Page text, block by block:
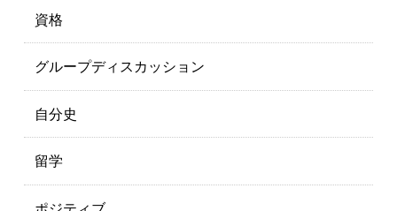
資格
グループディスカッション
自分史
留学